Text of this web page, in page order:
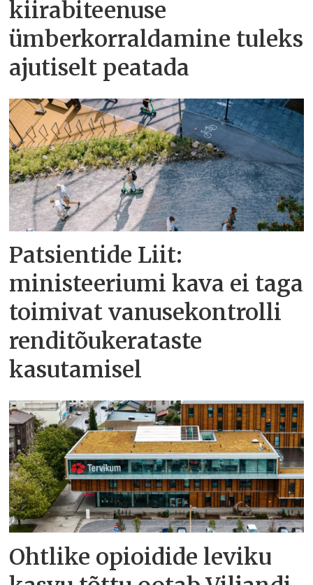
kiirabiteenuse
ümberkorraldamine tuleks
ajutiselt peatada
Patsientide Liit:
ministeeriumi kava ei taga
toimivat vanusekontrolli
renditõukerataste
kasutamisel
Ohtlike opioidide leviku